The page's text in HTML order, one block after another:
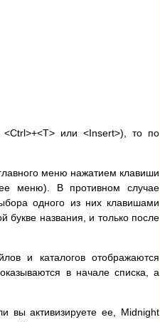
или <Insert>), то по
меню нажатием клавиши
меню). В противном случае
одного из них клавишами
букве названия, и только после
и каталогов отображаются
в начале списка, а
вы активизируете ее, Midnight